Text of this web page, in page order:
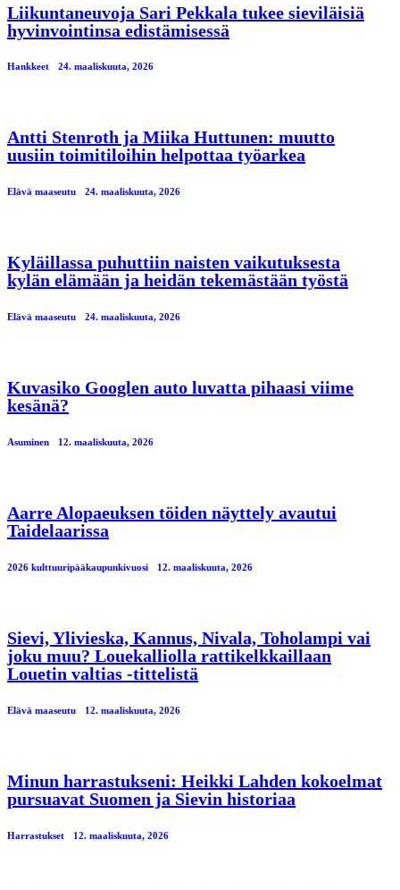
Liikuntaneuvoja Sari Pekkala tukee sieviläisiä
hyvinvointinsa edistämisessä
Hankkeet 24. maaliskuuta, 2026
Antti Stenroth ja Miika Huttunen: muutto
uusiin toimitiloihin helpottaa työarkea
Elävä maaseutu 24. maaliskuuta, 2026
Kyläillassa puhuttiin naisten vaikutuksesta
kylän elämään ja heidän tekemästään työstä
Elävä maaseutu 24. maaliskuuta, 2026
Kuvasiko Googlen auto luvatta pihaasi viime
kesänä?
Asuminen 12. maaliskuuta, 2026
Aarre Alopaeuksen töiden näyttely avautui
Taidelaarissa
2026 kulttuuripääkaupunkivuosi 12. maaliskuuta, 2026
Sievi, Ylivieska, Kannus, Nivala, Toholampi vai
joku muu? Louekalliolla rattikelkkaillaan
Louetin valtias -tittelistä
Elävä maaseutu 12. maaliskuuta, 2026
Minun harrastukseni: Heikki Lahden kokoelmat
pursuavat Suomen ja Sievin historiaa
Harrastukset 12. maaliskuuta, 2026